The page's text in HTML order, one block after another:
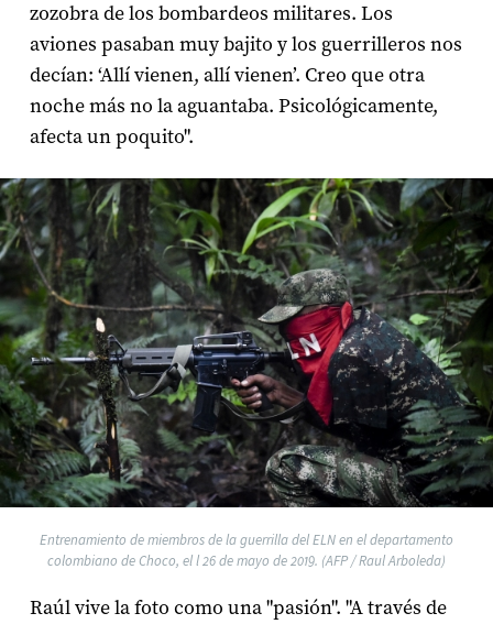
zozobra de los bombardeos militares. Los
aviones pasaban muy bajito y los guerrilleros nos
decían: ‘Allí vienen, allí vienen’. Creo que otra
noche más no la aguantaba. Psicológicamente,
afecta un poquito".
Entrenamiento de miembros de la guerrilla del ELN en el departamento
colombiano de Choco, el l 26 de mayo de 2019. (AFP / Raul Arboleda)
Raúl vive la foto como una "pasión". "A través de